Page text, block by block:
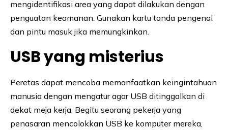
mengidentifikasi area yang dapat dilakukan dengan
penguatan keamanan. Gunakan kartu tanda pengenal
dan pintu masuk jika memungkinkan.
USB yang misterius
Peretas dapat mencoba memanfaatkan keingintahuan
manusia dengan mengatur agar USB ditinggalkan di
dekat meja kerja. Begitu seorang pekerja yang
penasaran mencolokkan USB ke komputer mereka,